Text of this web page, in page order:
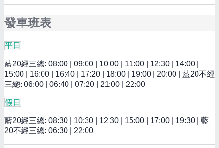
發車班表
平日
藍20經三總: 08:00 | 09:00 | 10:00 | 11:00 | 12:30 | 14:00 |
15:00 | 16:00 | 16:40 | 17:20 | 18:00 | 19:00 | 20:00 | 藍20不經
三總: 06:00 | 06:40 | 07:20 | 21:00 | 22:00
假日
藍20經三總: 08:30 | 10:30 | 12:30 | 15:00 | 17:00 | 19:30 | 藍
20不經三總: 06:30 | 22:00